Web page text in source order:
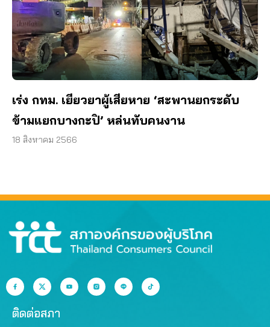
เร่ง กทม. เยียวยาผู้เสียหาย ‘สะพานยกระดับ
ข้ามแยกบางกะปิ’ หล่นทับคนงาน
18 สิงหาคม 2566
ติดต่อสภา